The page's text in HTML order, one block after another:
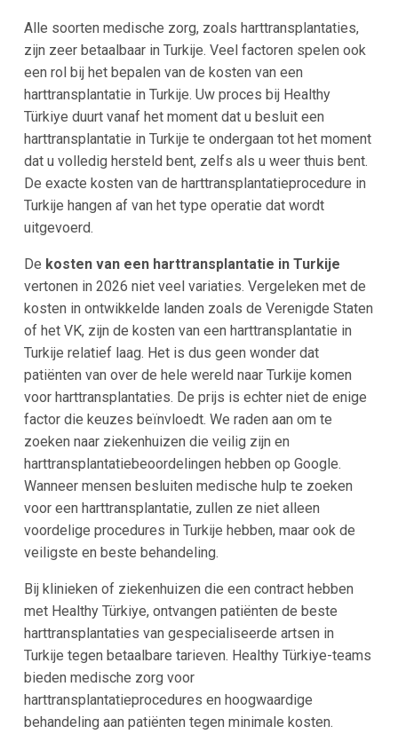
Alle soorten medische zorg, zoals harttransplantaties,
zijn zeer betaalbaar in Turkije. Veel factoren spelen ook
een rol bij het bepalen van de kosten van een
harttransplantatie in Turkije. Uw proces bij Healthy
Türkiye duurt vanaf het moment dat u besluit een
harttransplantatie in Turkije te ondergaan tot het moment
dat u volledig hersteld bent, zelfs als u weer thuis bent.
De exacte kosten van de harttransplantatieprocedure in
Turkije hangen af van het type operatie dat wordt
uitgevoerd.
De kosten van een harttransplantatie in Turkije
vertonen in 2026 niet veel variaties. Vergeleken met de
kosten in ontwikkelde landen zoals de Verenigde Staten
of het VK, zijn de kosten van een harttransplantatie in
Turkije relatief laag. Het is dus geen wonder dat
patiënten van over de hele wereld naar Turkije komen
voor harttransplantaties. De prijs is echter niet de enige
factor die keuzes beïnvloedt. We raden aan om te
zoeken naar ziekenhuizen die veilig zijn en
harttransplantatiebeoordelingen hebben op Google.
Wanneer mensen besluiten medische hulp te zoeken
voor een harttransplantatie, zullen ze niet alleen
voordelige procedures in Turkije hebben, maar ook de
veiligste en beste behandeling.
Bij klinieken of ziekenhuizen die een contract hebben
met Healthy Türkiye, ontvangen patiënten de beste
harttransplantaties van gespecialiseerde artsen in
Turkije tegen betaalbare tarieven. Healthy Türkiye-teams
bieden medische zorg voor
harttransplantatieprocedures en hoogwaardige
behandeling aan patiënten tegen minimale kosten.